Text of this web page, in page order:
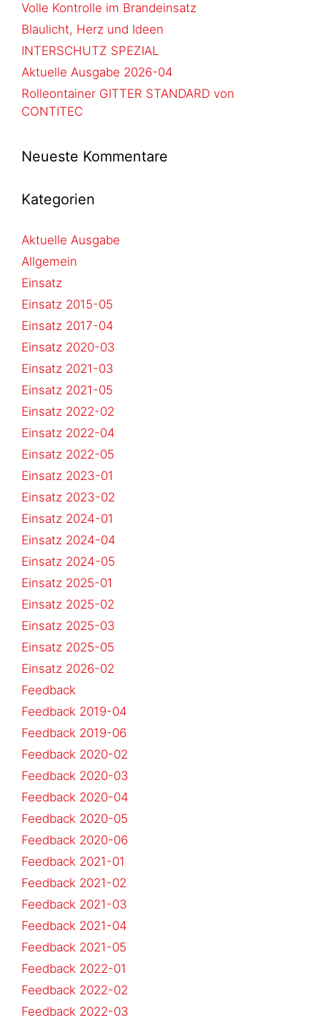
Volle Kontrolle im Brandeinsatz
Blaulicht, Herz und Ideen
INTERSCHUTZ SPEZIAL
Aktuelle Ausgabe 2026-04
Rolleontainer GITTER STANDARD von
CONTITEC
Neueste Kommentare
Kategorien
Aktuelle Ausgabe
Allgemein
Einsatz
Einsatz 2015-05
Einsatz 2017-04
Einsatz 2020-03
Einsatz 2021-03
Einsatz 2021-05
Einsatz 2022-02
Einsatz 2022-04
Einsatz 2022-05
Einsatz 2023-01
Einsatz 2023-02
Einsatz 2024-01
Einsatz 2024-04
Einsatz 2024-05
Einsatz 2025-01
Einsatz 2025-02
Einsatz 2025-03
Einsatz 2025-05
Einsatz 2026-02
Feedback
Feedback 2019-04
Feedback 2019-06
Feedback 2020-02
Feedback 2020-03
Feedback 2020-04
Feedback 2020-05
Feedback 2020-06
Feedback 2021-01
Feedback 2021-02
Feedback 2021-03
Feedback 2021-04
Feedback 2021-05
Feedback 2022-01
Feedback 2022-02
Feedback 2022-03